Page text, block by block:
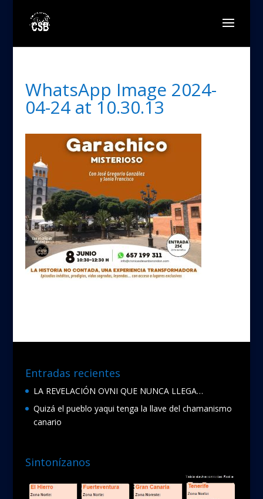
WhatsApp Image 2024-
04-24 at 10.30.13
Entradas recientes
LA REVELACIÓN OVNI QUE NUNCA LLEGA…
Quizá el pueblo yaqui tenga la llave del chamanismo
canario
Sintonízanos